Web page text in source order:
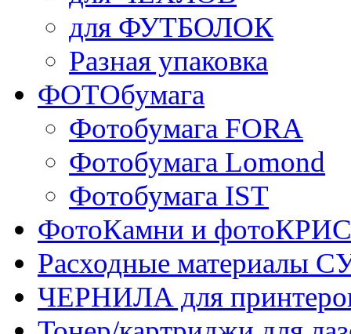
для ФУТБОЛОК
Разная упаковка
ФОТОбумага
Фотобумага FORA
Фотобумага Lomond
Фотобумага IST
ФотоКамни и
Расходные
ЧЕРНИЛА для